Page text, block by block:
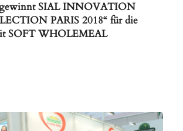
gewinnt SIAL INNOVATION
PARIS 2018“ für die
SOFT WHOLEMEAL